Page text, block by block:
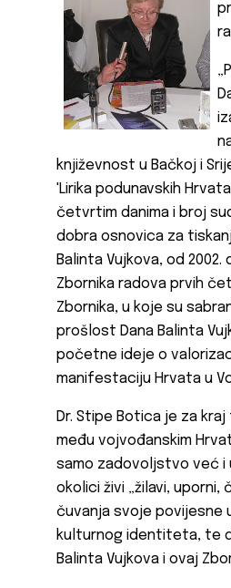
književnost u Bačkoj i
'Lirika podunavskih
četvrtim danima i broj
dobra osnovica za
Balinta Vujkova, od
Zbornika radova prvih
Zbornika, u koje su
prošlost Dana Balinta
početne ideje o
manifestaciju Hrvata u
Dr. Stipe Botica je za
među vojvođanskim
samo zadovoljstvo već i
okolici živi „žilavi,
čuvanja svoje povijesne
kulturnog identiteta, te
Balinta Vujkova i ovaj